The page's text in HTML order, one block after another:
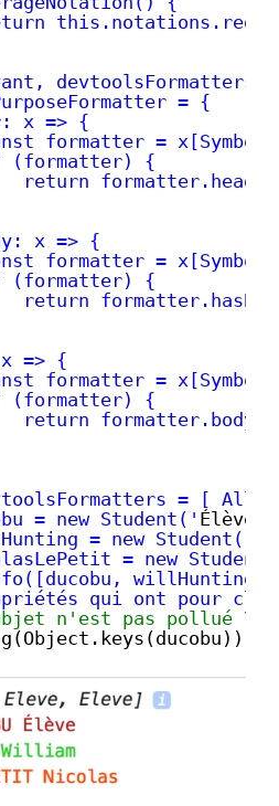
devtoolsFormatters
= {
x => {
formatter =
{
return
x => {
formatter =
{
return
=> {
formatter =
{
return
= [
= new Student(' Élève
= new Student('
= new
qui ont pour clé
n'est pas pollué \o/